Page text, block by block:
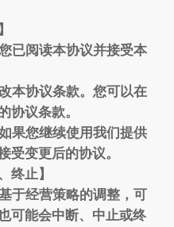
已阅读本协议并接受本
本协议条款。您可以在
协议条款。
果您继续使用我们提供
受变更后的协议。
终止】
于经营策略的调整，可
可能会中断、中止或终